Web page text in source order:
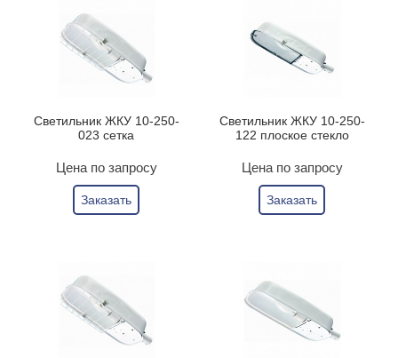
Светильник ЖКУ 10-250-
023 сетка
Цена по запросу
Заказать
Светильник ЖКУ 10-250-
122 плоское стекло
Цена по запросу
Заказать